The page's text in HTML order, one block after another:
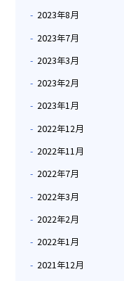
2023年8月
2023年7月
2023年3月
2023年2月
2023年1月
2022年12月
2022年11月
2022年7月
2022年3月
2022年2月
2022年1月
2021年12月